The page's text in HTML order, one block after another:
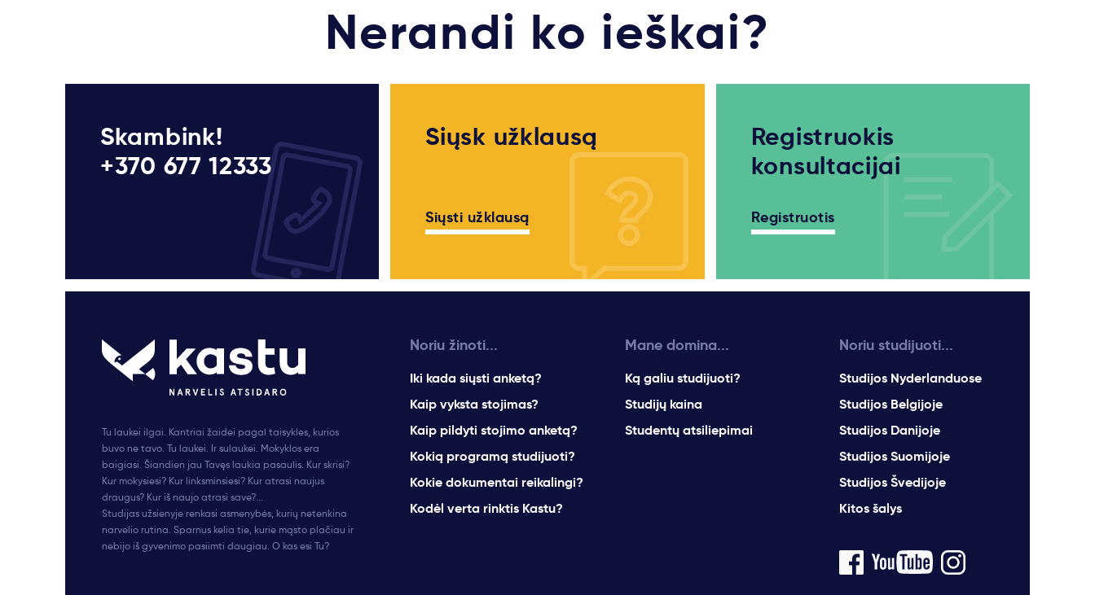
Nerandi ko ieškai?
Skambink!
+370 677 12333
Siųsk užklausą
Siųsti užklausą
Registruokis
konsultacijai
Registruotis
Tu laukei ilgai. Kantriai žaidei pagal taisykles, kurios
buvo ne tavo. Tu laukei. Ir sulaukei. Mokyklos era
baigiasi. Šiandien jau Tavęs laukia pasaulis. Kur skrisi?
Kur mokysiesi? Kur linksminsiesi? Kur atrasi naujus
draugus? Kur iš naujo atrasi save?...
Studijas užsienyje renkasi asmenybės, kurių netenkina
narvelio rutina. Sparnus kelia tie, kurie mąsto plačiau ir
nebijo iš gyvenimo pasiimti daugiau. O kas esi Tu?
Noriu žinoti...
Iki kada siųsti anketą?
Kaip vyksta stojimas?
Kaip pildyti stojimo anketą?
Kokią programą studijuoti?
Kokie dokumentai reikalingi?
Kodėl verta rinktis Kastu?
Mane domina...
Ką galiu studijuoti?
Studijų kaina
Studentų atsiliepimai
Noriu studijuoti...
Studijos Nyderlanduose
Studijos Belgijoje
Studijos Danijoje
Studijos Suomijoje
Studijos Švedijoje
Kitos šalys